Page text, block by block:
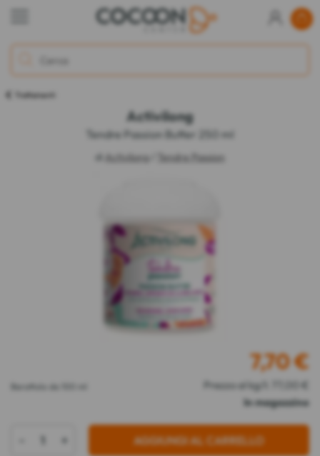
Trattamenti
Activilong
Tendre Passion Butter 250 ml
di Activilong Tendre Passion
Barattolo da 100 ml
7,70€
Prezzo al kg/l: 77,00 €
In magazzino
+ AGGIUNGI AL CARRELLO